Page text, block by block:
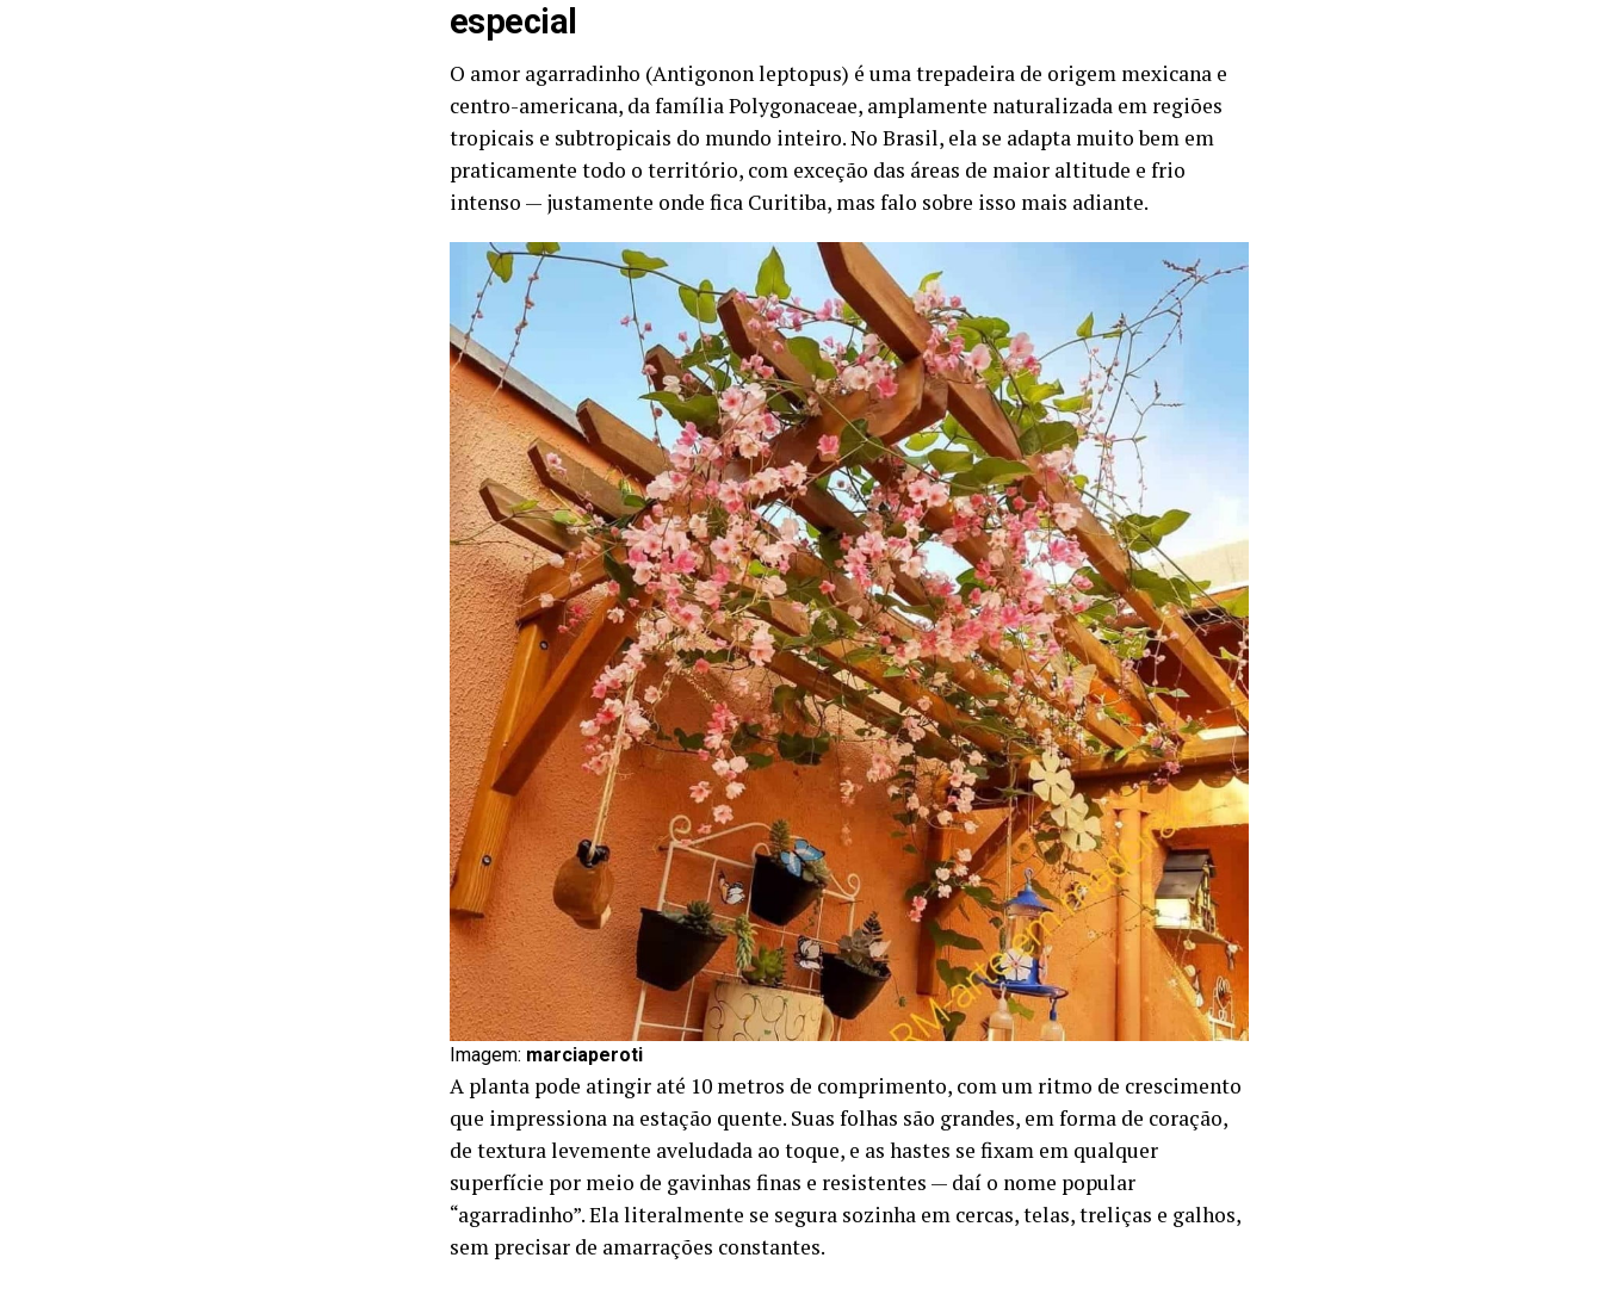
especial
O amor agarradinho (Antigonon leptopus) é uma trepadeira de origem mexicana e
centro-americana, da família Polygonaceae, amplamente naturalizada em regiões
tropicais e subtropicais do mundo inteiro. No Brasil, ela se adapta muito bem em
praticamente todo o território, com exceção das áreas de maior altitude e frio
intenso — justamente onde fica Curitiba, mas falo sobre isso mais adiante.
Imagem: marciaperoti
A planta pode atingir até 10 metros de comprimento, com um ritmo de crescimento
que impressiona na estação quente. Suas folhas são grandes, em forma de coração,
de textura levemente aveludada ao toque, e as hastes se fixam em qualquer
superfície por meio de gavinhas finas e resistentes — daí o nome popular
“agarradinho”. Ela literalmente se segura sozinha em cercas, telas, treliças e galhos,
sem precisar de amarrações constantes.